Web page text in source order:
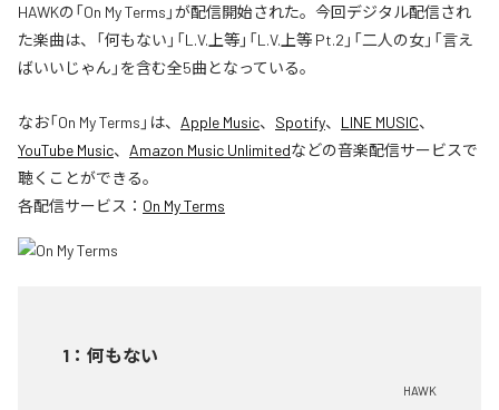
HAWKの「On My Terms」が配信開始された。今回デジタル配信され
た楽曲は、「何もない」「L.V.上等」「L.V.上等 Pt.2」「二人の女」「言え
ばいいじゃん」を含む全5曲となっている。
なお「On My Terms 」は、 Apple Music、 Spotify、 LINE MUSIC、
YouTube Music、 Amazon Music Unlimitedなどの音楽配信サービスで
聴くことができる。
各配信サービス： On My Terms
1 ： 何もない
HAWK